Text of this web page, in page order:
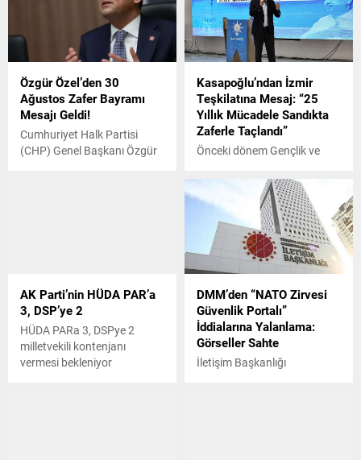
Özgür Özel’den 30
Ağustos Zafer Bayramı
Mesajı Geldi!
Cumhuriyet Halk Partisi
(CHP) Genel Başkanı Özgür
Kasapoğlu’ndan İzmir
Teşkilatına Mesaj: “25
Yıllık Mücadele Sandıkta
Zaferle Taçlandı”
Önceki dönem Gençlik ve
milletvekili Dr. Mehmet
Kasapoğlu AK Parti İzmir İl
Başkanlığı tarafından
düzenlenen “İlçe Yönetim
Kurulu üyeleri ve Mahalle
Başkanları Toplantısı’nda bir
konuşma yaptı.
AK Parti’nin HÜDA PAR’a
3, DSP’ye 2
HÜDA PARa 3, DSPye 2
milletvekili kontenjanı
vermesi bekleniyor
DMM’den “NATO Zirvesi
Güvenlik Portalı”
İddialarına Yalanlama:
Görseller Sahte
İletişim Başkanlığı